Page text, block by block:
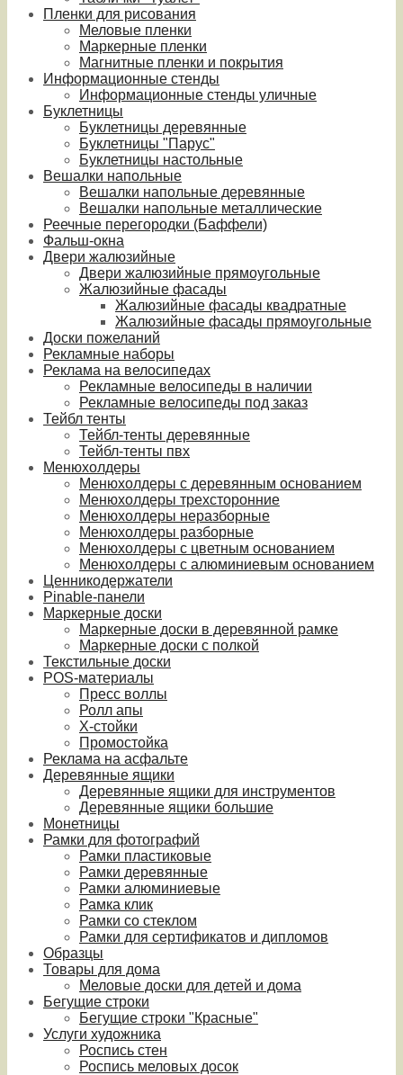
Пленки для рисования
Меловые пленки
Маркерные пленки
Магнитные пленки и покрытия
Информационные стенды
Информационные стенды уличные
Буклетницы
Буклетницы деревянные
Буклетницы "Парус"
Буклетницы настольные
Вешалки напольные
Вешалки напольные деревянные
Вешалки напольные металлические
Реечные перегородки (Баффели)
Фальш-окна
Двери жалюзийные
Двери жалюзийные прямоугольные
Жалюзийные фасады
Жалюзийные фасады квадратные
Жалюзийные фасады прямоугольные
Доски пожеланий
Рекламные наборы
Реклама на велосипедах
Рекламные велосипеды в наличии
Рекламные велосипеды под заказ
Тейбл тенты
Тейбл-тенты деревянные
Тейбл-тенты пвх
Менюхолдеры
Менюхолдеры с деревянным основанием
Менюхолдеры трехсторонние
Менюхолдеры неразборные
Менюхолдеры разборные
Менюхолдеры с цветным основанием
Менюхолдеры с алюминиевым основанием
Ценникодержатели
Pinable-панели
Маркерные доски
Маркерные доски в деревянной рамке
Маркерные доски с полкой
Текстильные доски
POS-материалы
Пресс воллы
Ролл апы
Х-стойки
Промостойка
Реклама на асфальте
Деревянные ящики
Деревянные ящики для инструментов
Деревянные ящики большие
Монетницы
Рамки для фотографий
Рамки пластиковые
Рамки деревянные
Рамки алюминиевые
Рамка клик
Рамки со стеклом
Рамки для сертификатов и дипломов
Образцы
Товары для дома
Меловые доски для детей и дома
Бегущие строки
Бегущие строки "Красные"
Услуги художника
Роспись стен
Роспись меловых досок